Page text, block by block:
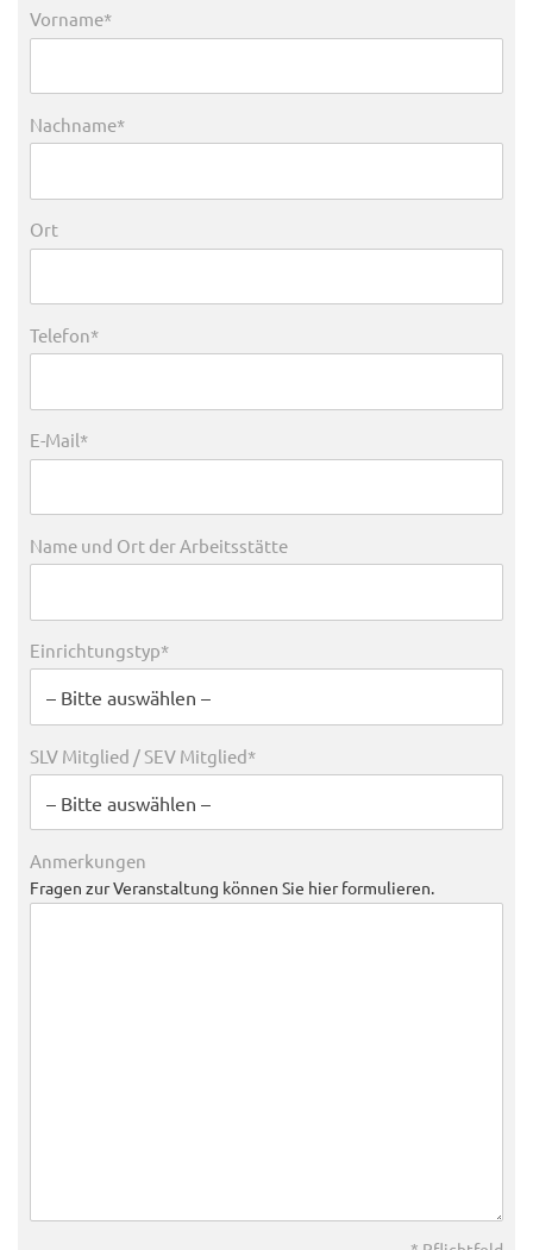
Vorname*
Nachname*
Ort
Telefon*
E-Mail*
Name und Ort der Arbeitsstätte
Einrichtungstyp*
SLV Mitglied / SEV Mitglied*
Anmerkungen
Fragen zur Veranstaltung können Sie hier formulieren.